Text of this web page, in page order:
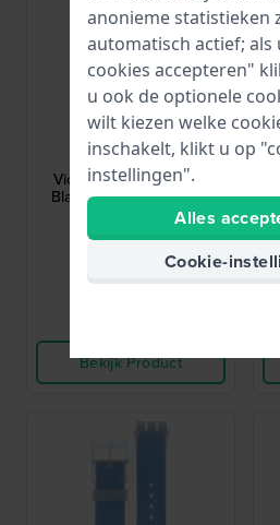
Swatch
ASUON716
Violet Verbena 19.7 mm
Blauwe siliconenrubber
€ 30,-
● Op voorraad
Bekijk Product
anonieme statistieken
automatisch actief; als
cookies accepteren"
u ook de optionele
wilt kiezen welke
inschakelt, klikt u op
instellingen".
Alles
Cookie-